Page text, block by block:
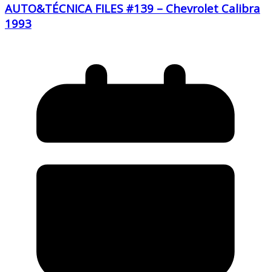
AUTO&TÉCNICA FILES #139 – Chevrolet Calibra
1993